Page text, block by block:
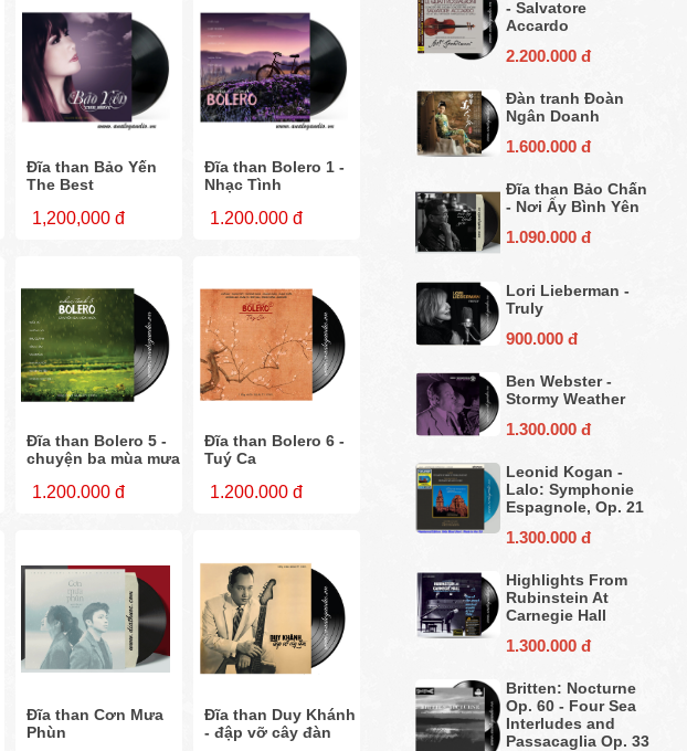
Đĩa than Bảo Yến
The Best
1,200,000 đ
Đĩa than Bolero 1 -
Nhạc Tình
1.200.000 đ
Đĩa than Bolero 5 -
chuyện ba mùa mưa
1.200.000 đ
Đĩa than Bolero 6 -
Tuý Ca
1.200.000 đ
Đĩa than Cơn Mưa
Phùn
Đĩa than Duy Khánh
- đập vỡ cây đàn
- Salvatore
Accardo
2.200.000 đ
Đàn tranh Đoàn
Ngân Doanh
1.600.000 đ
Đĩa than Bảo Chấn
- Nơi Ấy Bình Yên
1.090.000 đ
Lori Lieberman -
Truly
900.000 đ
Ben Webster -
Stormy Weather
1.300.000 đ
Leonid Kogan -
Lalo: Symphonie
Espagnole, Op. 21
1.300.000 đ
Highlights From
Rubinstein At
Carnegie Hall
1.300.000 đ
Britten: Nocturne
Op. 60 - Four Sea
Interludes and
Passacaglia Op. 33